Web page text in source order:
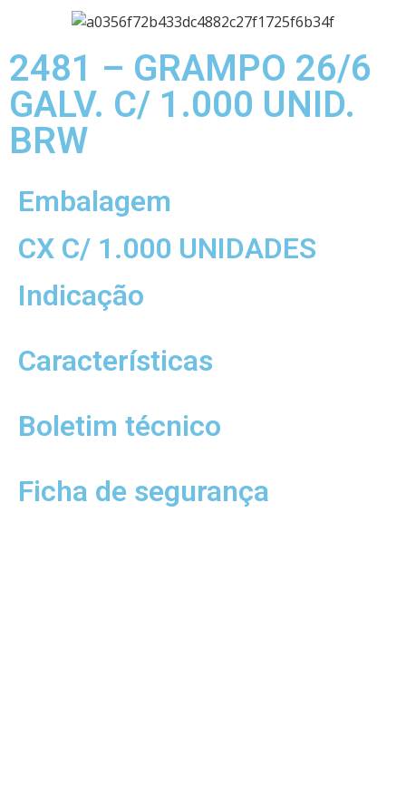
2481 – GRAMPO 26/6
GALV. C/ 1.000 UNID.
BRW
Embalagem
CX C/ 1.000 UNIDADES
Indicação
Características
Boletim técnico
Ficha de segurança